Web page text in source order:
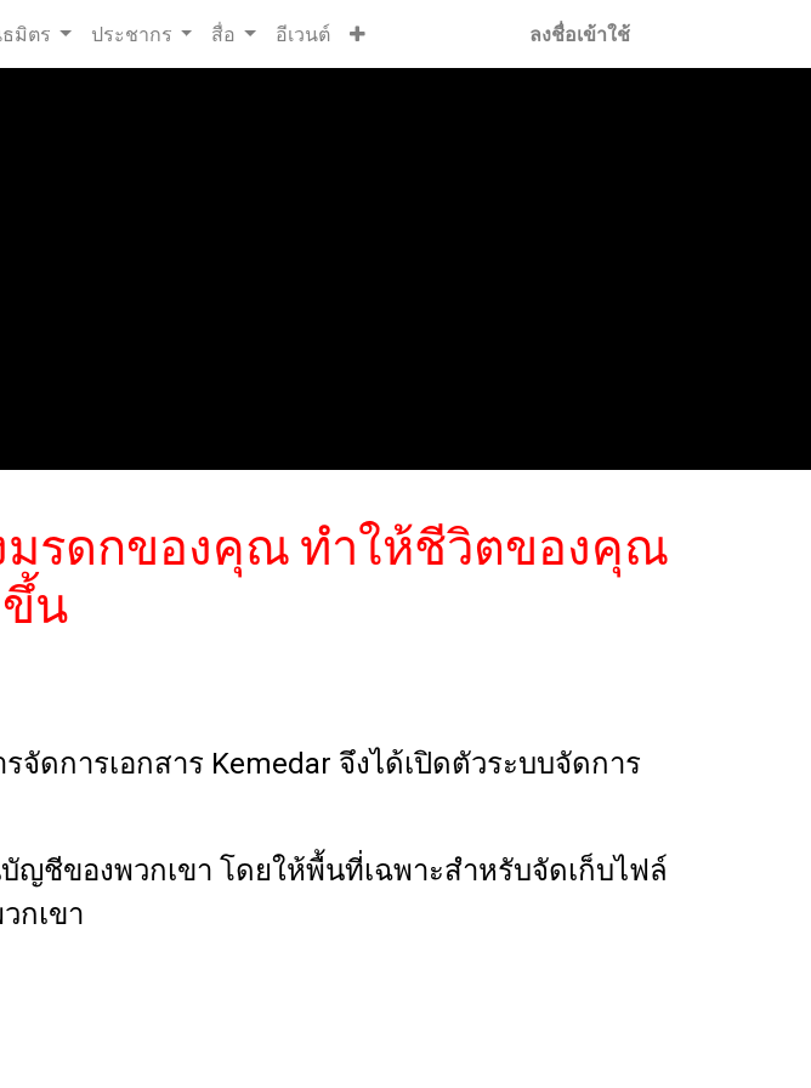
มิตร ประชากร สื่อ อีเวนต์ ลงชื่อเข้าใช้
มรดกของคุณ ทำให้ชีวิตของคุณ
น
ดการเอกสาร Kemedar จึงได้เปิดตัวระบบจัดการ
ญชีของพวกเขา โดยให้พื้นที่เฉพาะสำหรับจัดเก็บไฟล์
กเขา